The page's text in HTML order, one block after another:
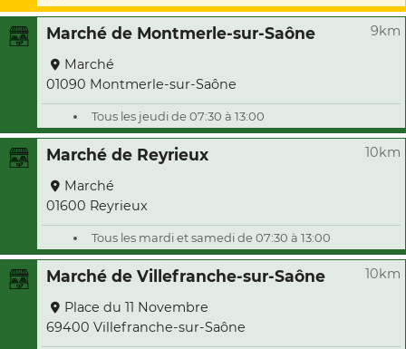
Marché de Montmerle-sur-Saône 9km
Marché
01090 Montmerle-sur-Saône
Tous les jeudi de 07:30 à 13:00
Marché de Reyrieux 10km
Marché
01600 Reyrieux
Tous les mardi et samedi de 07:30 à 13:00
Marché de Villefranche-sur-Saône 10km
Place du 11 Novembre
69400 Villefranche-sur-Saône